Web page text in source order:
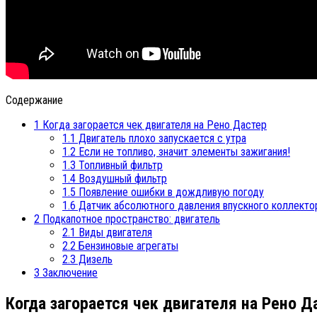
Содержание
1 Когда загорается чек двигателя на Рено Дастер
1.1 Двигатель плохо запускается с утра
1.2 Если не топливо, значит элементы зажигания!
1.3 Топливный фильтр
1.4 Воздушный фильтр
1.5 Появление ошибки в дождливую погоду
1.6 Датчик абсолютного давления впускного
2 Подкапотное пространство: двигатель
2.1 Виды двигателя
2.2 Бензиновые агрегаты
2.3 Дизель
3 Заключение
Когда загорается чек двигателя на Рено